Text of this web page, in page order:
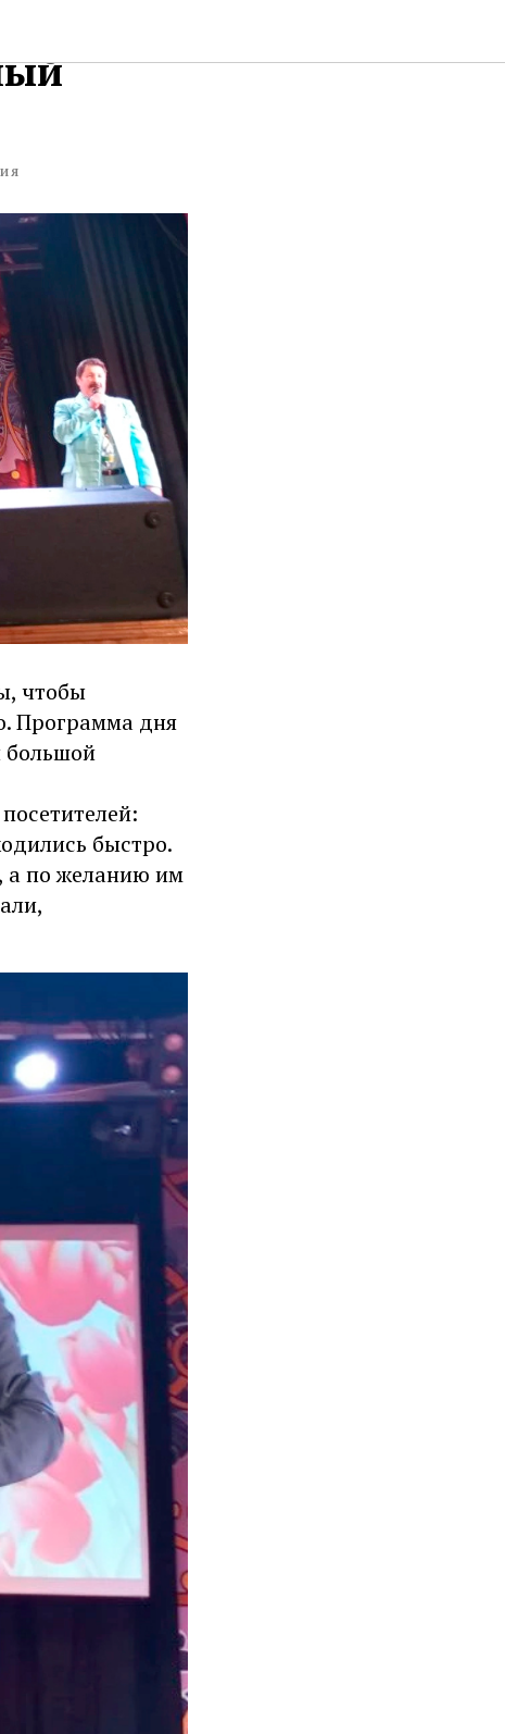
имени
чтобы
Программа дня
большой
быстро.
а по желанию им